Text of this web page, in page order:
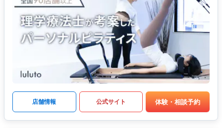
店舗情報 公式サイト 体験・相談予約